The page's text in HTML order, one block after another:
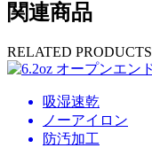
関連商品
RELATED PRODUCTS
吸湿速乾
ノーアイロン
防汚加工